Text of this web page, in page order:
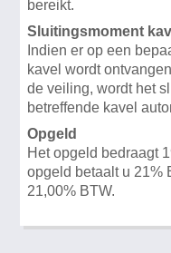
bereikt.
Sluitingsmoment
Indien er op een
kavel wordt
de veiling, wordt het
betreffende kavel
Opgeld
Het opgeld bedraagt
opgeld betaalt u 21%
21,00% BTW.